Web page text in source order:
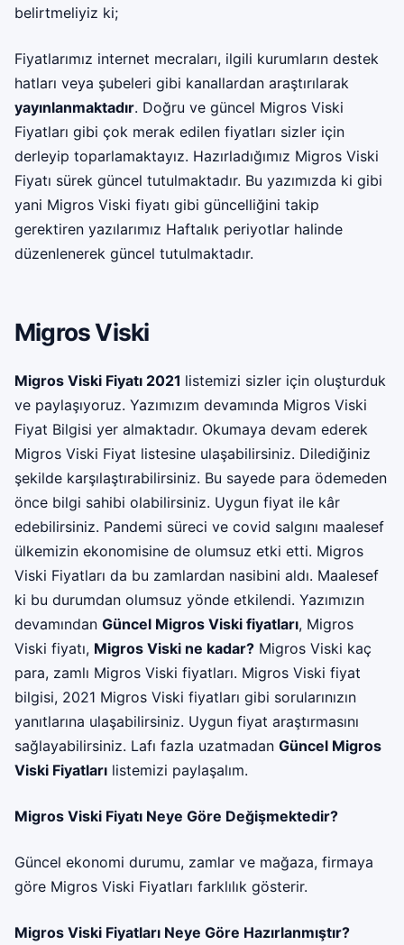
belirtmeliyiz ki;
Fiyatlarımız internet mecraları, ilgili kurumların destek
hatları veya şubeleri gibi kanallardan araştırılarak
yayınlanmaktadır. Doğru ve güncel Migros Viski
Fiyatları gibi çok merak edilen fiyatları sizler için
derleyip toparlamaktayız. Hazırladığımız Migros Viski
Fiyatı sürek güncel tutulmaktadır. Bu yazımızda ki gibi
yani Migros Viski fiyatı gibi güncelliğini takip
gerektiren yazılarımız Haftalık periyotlar halinde
düzenlenerek güncel tutulmaktadır.
Migros Viski
Migros Viski Fiyatı 2021 listemizi sizler için oluşturduk
ve paylaşıyoruz. Yazımızım devamında Migros Viski
Fiyat Bilgisi yer almaktadır. Okumaya devam ederek
Migros Viski Fiyat listesine ulaşabilirsiniz. Dilediğiniz
şekilde karşılaştırabilirsiniz. Bu sayede para ödemeden
önce bilgi sahibi olabilirsiniz. Uygun fiyat ile kâr
edebilirsiniz. Pandemi süreci ve covid salgını maalesef
ülkemizin ekonomisine de olumsuz etki etti. Migros
Viski Fiyatları da bu zamlardan nasibini aldı. Maalesef
ki bu durumdan olumsuz yönde etkilendi. Yazımızın
devamından Güncel Migros Viski fiyatları, Migros
Viski fiyatı, Migros Viski ne kadar? Migros Viski kaç
para, zamlı Migros Viski fiyatları. Migros Viski fiyat
bilgisi, 2021 Migros Viski fiyatları gibi sorularınızın
yanıtlarına ulaşabilirsiniz. Uygun fiyat araştırmasını
sağlayabilirsiniz. Lafı fazla uzatmadan Güncel Migros
Viski Fiyatları listemizi paylaşalım.
Migros Viski Fiyatı Neye Göre Değişmektedir?
Güncel ekonomi durumu, zamlar ve mağaza, firmaya
göre Migros Viski Fiyatları farklılık gösterir.
Migros Viski Fiyatları Neye Göre Hazırlanmıştır?